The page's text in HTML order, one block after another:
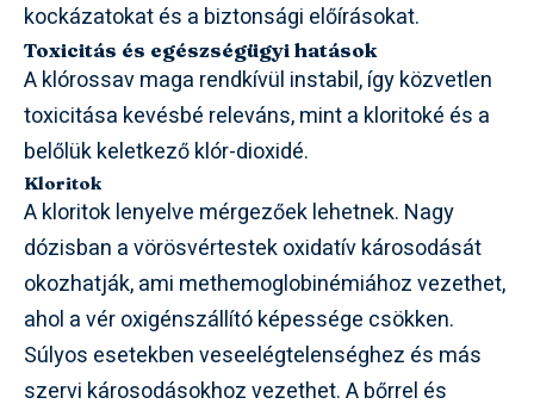
kockázatokat és a biztonsági előírásokat.
Toxicitás és egészségügyi hatások
A klórossav maga rendkívül instabil, így közvetlen
toxicitása kevésbé releváns, mint a kloritoké és a
belőlük keletkező klór-dioxidé.
Kloritok
A kloritok lenyelve mérgezőek lehetnek. Nagy
dózisban a vörösvértestek oxidatív károsodását
okozhatják, ami methemoglobinémiához vezethet,
ahol a vér oxigénszállító képessége csökken.
Súlyos esetekben veseelégtelenséghez és más
szervi károsodásokhoz vezethet. A bőrrel és